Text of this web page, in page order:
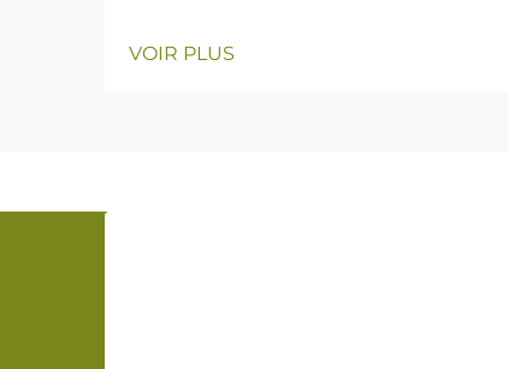
VOIR PLUS